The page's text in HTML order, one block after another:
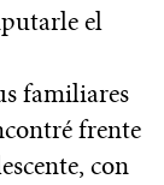
el
familiares
frente
con